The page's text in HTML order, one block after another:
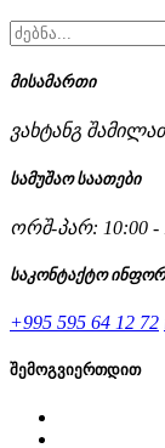
მისამართი
ვახტანგ
სამუშაო საათები
ორშ-პარ: 10:00 -
საკონტაქტო
+995 595 64 12 72
შემოგვიერთდით